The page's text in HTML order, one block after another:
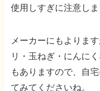
使用しすぎに注意しま
メーカーにもよりま
リ・玉ねぎ・にんに
もありますので、自
てみてくださいね。